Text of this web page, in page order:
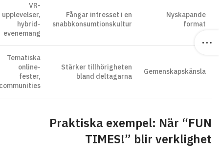
Nyskapande
format
Fångar intresset i en
snabbkonsumtionskultur
VR-
upplevelser,
hybrid-
evenemang
Gemenskapskänsla
Stärker tillhörigheten
bland deltagarna
Tematiska
online-
fester,
Praktiska exempel: När “FUN
TIMES!” blir verklighet